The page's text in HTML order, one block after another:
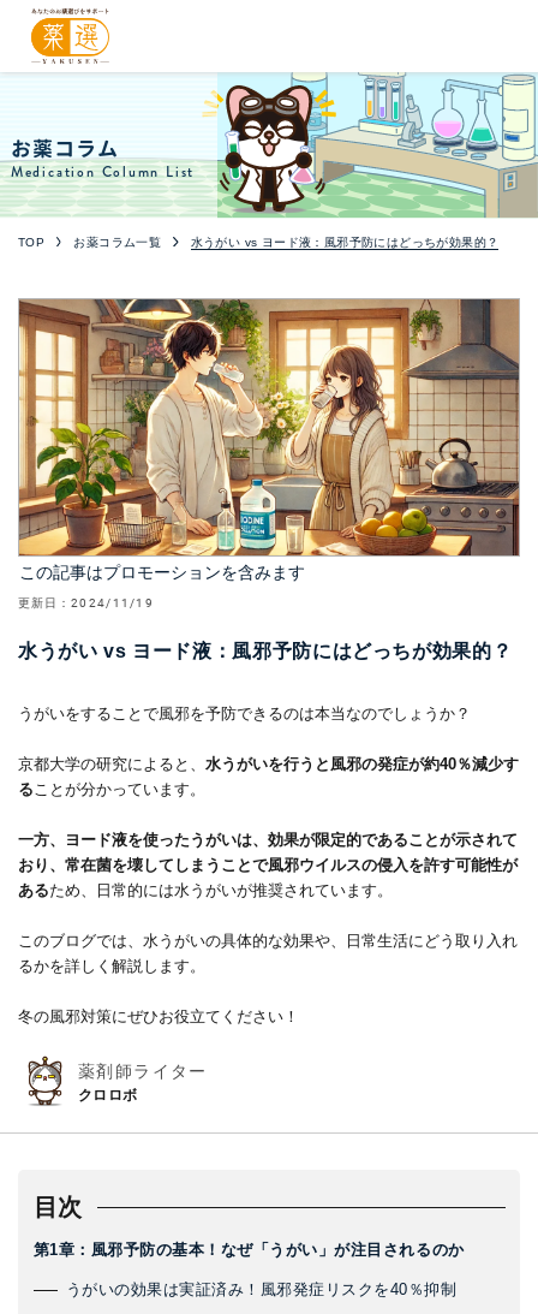
お薬コラム
Medication Column List
TOP お薬コラム一覧 水うがい vs ヨード液：風邪予防にはどっちが効果的？
この記事はプロモーションを含みます
更新日： 2024/11/19
水うがい vs ヨード液：風邪予防にはどっちが効果的？
うがいをすることで風邪を予防できるのは本当なのでしょうか？
京都大学の研究によると、 水うがいを行うと風邪の発症が約40％減少す
ることが分かっています。
一方、ヨード液を使ったうがいは、効果が限定的であることが示されて
おり、常在菌を壊してしまうことで風邪ウイルスの侵入を許す可能性が
あるため、日常的には水うがいが推奨されています。
このブログでは、水うがいの具体的な効果や、日常生活にどう取り入れ
るかを詳しく解説します。
冬の風邪対策にぜひお役立てください！
薬剤師ライター
クロロボ
目次
第1章：風邪予防の基本！なぜ「うがい」が注目されるのか
うがいの効果は実証済み！風邪発症リスクを40％抑制